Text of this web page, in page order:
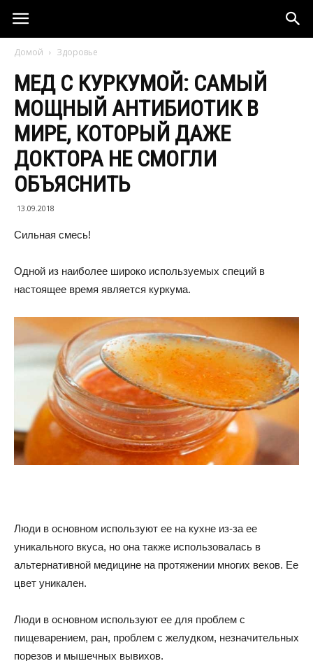
Домой Здоровье
МЕД С КУРКУМОЙ: САМЫЙ
МОЩНЫЙ АНТИБИОТИК В
МИРЕ, КОТОРЫЙ ДАЖЕ
ДОКТОРА НЕ СМОГЛИ
ОБЪЯСНИТЬ
13.09.2018
Сильная смесь!
Одной из наиболее широко используемых специй в
настоящее время является куркума.
Люди в основном используют ее на кухне из-за ее
уникального вкуса, но она также использовалась в
альтернативной медицине на протяжении многих веков. Ее
цвет уникален.
Люди в основном используют ее для проблем с
пищеварением, ран, проблем с желудком, незначительных
порезов и мышечных вывихов.